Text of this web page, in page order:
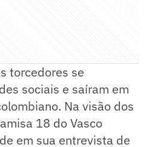
torcedores se
sociais e saíram em
Na visão dos
18 do Vasco
em sua entrevista de